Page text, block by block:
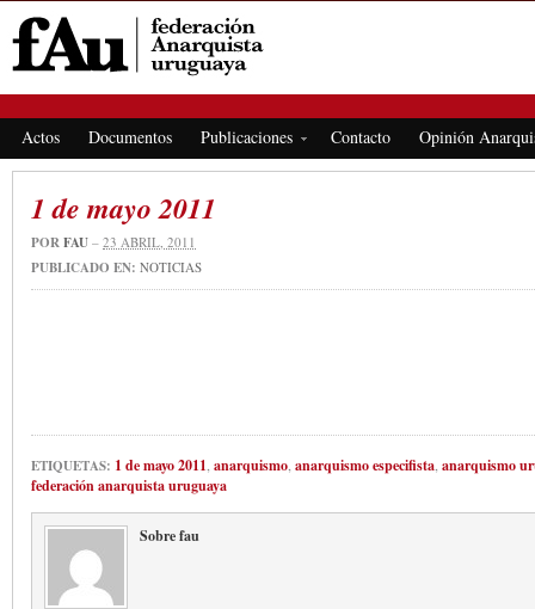
Actos Documentos Publicaciones Contacto Opinión
1 de mayo 2011
PORFAU – 23 ABRIL, 2011
PUBLICADO EN: NOTICIAS
ETIQUETAS: 1 de mayo 2011 anarquismo anarquismo especifista anarquismo
federación anarquista uruguaya
Sobre fau